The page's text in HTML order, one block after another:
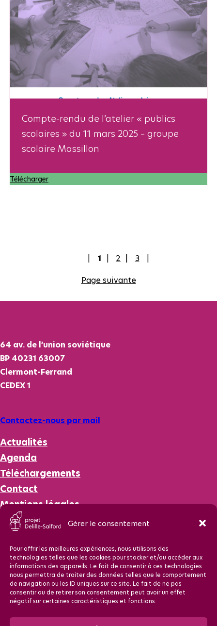
Gérer le consentement
Pour offrir les meilleures expériences, nous utilisons des
technologies telles que les cookies pour stocker et/ou accéder aux
informations des appareils. Le fait de consentir à ces technologies
nous permettra de traiter des données telles que le comportement
de navigation ou les ID uniques sur ce site. Le fait de ne pas
consentir ou de retirer son consentement peut avoir un effet
négatif sur certaines caractéristiques et fonctions.
Compte-rendu de l’atelier « publics
scolaires » du 11 mars 2025 – groupe
scolaire Massillon
Télécharger
1 2 3
Page suivante
64 av. de l’union soviétique
BP 40231 63007
Clermont-Ferrand
CEDEX 1
Contactez-nous par mail
Actualités
Agenda
Téléchargements
Contact
Mentions légales
RGPD